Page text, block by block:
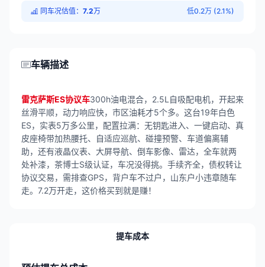
同车况估值： 7.2万 低0.2万 (2.1%)
车辆描述
雷克萨斯ES协议车300h油电混合，2.5L自吸配电机，开起来
丝滑平顺，动力响应快，市区油耗才5个多。这台19年白色
ES，实表5万多公里，配置拉满：无钥匙进入、一键启动、真
皮座椅带加热腰托、自适应巡航、碰撞预警、车道偏离辅
助，还有液晶仪表、大屏导航、倒车影像、雷达，全车就两
处补漆，茶博士S级认证，车况没得挑。手续齐全，债权转让
协议交易，需排查GPS，背户车不过户，山东户小违章随车
走。7.2万开走，这价格买到就是赚！
提车成本